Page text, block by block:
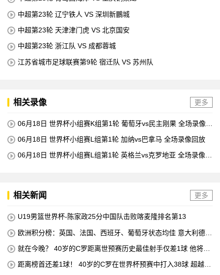
中超第23轮 辽宁铁人 VS 深圳新鵬城
中超第23轮 天津津门虎 VS 北京国安
中超第23轮 浙江队 VS 成都蓉城
江苏省城市足球联赛第9轮 宿迁队 VS 苏州队
相关录像 更多
06月18日 世界杯小组赛K组第1轮 葡萄牙vs民主刚果 全场录像回
06月18日 世界杯小组赛L组第1轮 加纳vs巴拿马 全场录像回放
06月18日 世界杯小组赛L组第1轮 英格兰vs克罗地亚 全场录像回
相关新闻 更多
U19男篮世界杯-陈家政25分中国队击败喀麦隆排名第13
欧洲积分榜：英国、法国、西班牙、葡萄牙状态均佳 意大利德国
就在今晚？ 40岁的C罗距离世预赛历史最佳射手仅差1球 他将在
距离榜首还差1球！ 40岁的C罗在世界杯预赛中打入38球 超越梅